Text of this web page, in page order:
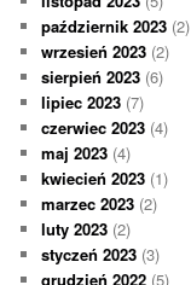
październik 2023 (2)
wrzesień 2023 (2)
sierpień 2023 (6)
lipiec 2023 (7)
czerwiec 2023 (4)
maj 2023 (4)
kwiecień 2023 (1)
marzec 2023 (2)
luty 2023 (2)
styczeń 2023 (3)
grudzień 2022 (5)